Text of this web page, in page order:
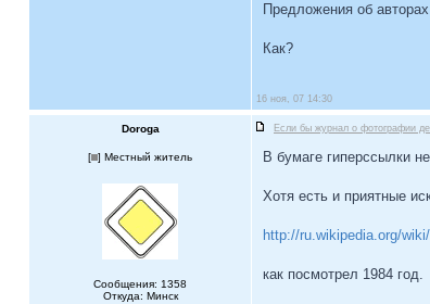
Предложения об
Как?
16 ноя, 07 14:30
Doroga Если бы журнал о фотографии
[ ] Местный житель
Сообщения: 1358
Откуда: Минск
В бумаге гиперссылки
Хотя есть и приятные
http://ru.wikipedia.org/wiki/
как посмотрел 1984 год.